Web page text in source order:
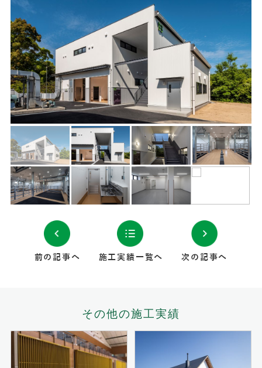
前の記事へ 施工実績一覧へ 次の記事へ
その他の施工実績